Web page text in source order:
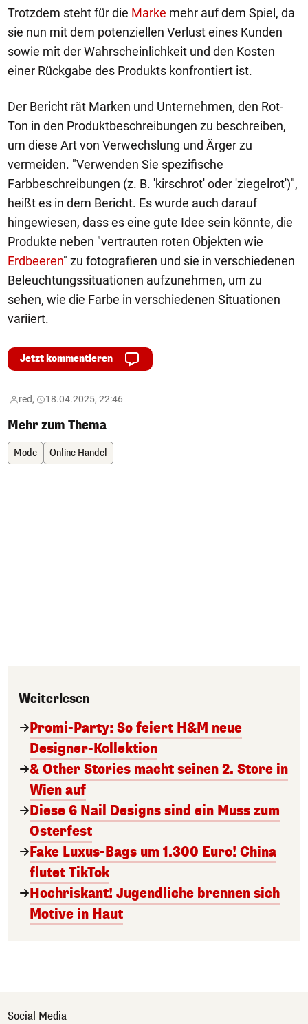
Trotzdem steht für die Marke mehr auf dem Spiel, da
sie nun mit dem potenziellen Verlust eines Kunden
sowie mit der Wahrscheinlichkeit und den Kosten
einer Rückgabe des Produkts konfrontiert ist.
Der Bericht rät Marken und Unternehmen, den Rot-
Ton in den Produktbeschreibungen zu beschreiben,
um diese Art von Verwechslung und Ärger zu
vermeiden. "Verwenden Sie spezifische
Farbbeschreibungen (z. B. 'kirschrot' oder 'ziegelrot')",
heißt es in dem Bericht. Es wurde auch darauf
hingewiesen, dass es eine gute Idee sein könnte, die
Produkte neben "vertrauten roten Objekten wie
Erdbeeren" zu fotografieren und sie in verschiedenen
Beleuchtungssituationen aufzunehmen, um zu
sehen, wie die Farbe in verschiedenen Situationen
variiert.
Jetzt kommentieren
red, 18.04.2025, 22:46
Mehr zum Thema
Mode Online Handel
Weiterlesen
Promi-Party: So feiert H&M neue
Designer-Kollektion
& Other Stories macht seinen 2. Store in
Wien auf
Diese 6 Nail Designs sind ein Muss zum
Osterfest
Fake Luxus-Bags um 1.300 Euro! China
flutet TikTok
Hochriskant! Jugendliche brennen sich
Motive in Haut
Social Media